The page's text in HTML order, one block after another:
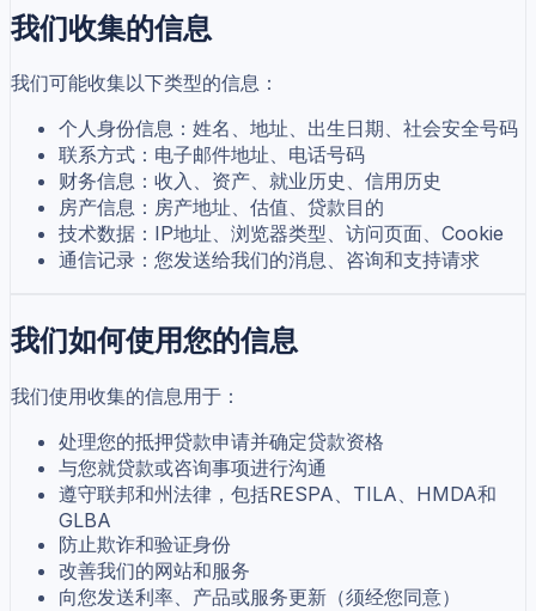
我们收集的信息
我们可能收集以下类型的信息：
个人身份信息：姓名、地址、出生日期、社会安全号码
联系方式：电子邮件地址、电话号码
财务信息：收入、资产、就业历史、信用历史
房产信息：房产地址、估值、贷款目的
技术数据：IP地址、浏览器类型、访问页面、Cookie
通信记录：您发送给我们的消息、咨询和支持请求
我们如何使用您的信息
我们使用收集的信息用于：
处理您的抵押贷款申请并确定贷款资格
与您就贷款或咨询事项进行沟通
遵守联邦和州法律，包括RESPA、TILA、HMDA和
GLBA
防止欺诈和验证身份
改善我们的网站和服务
向您发送利率、产品或服务更新（须经您同意）